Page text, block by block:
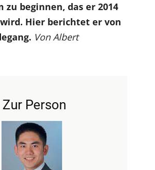
zu beginnen, das er 2014
Hier berichtet er von
Von Albert
Zur Person